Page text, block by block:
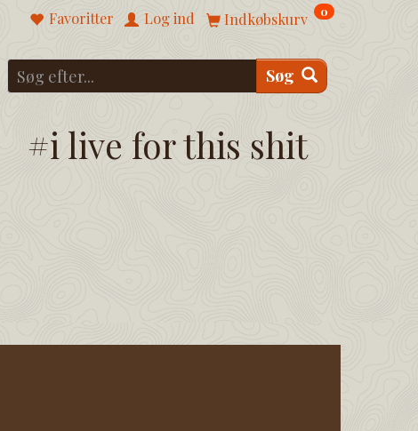
Indkøbskurv 0
Favoritter Log ind
Søg
#i live for this shit